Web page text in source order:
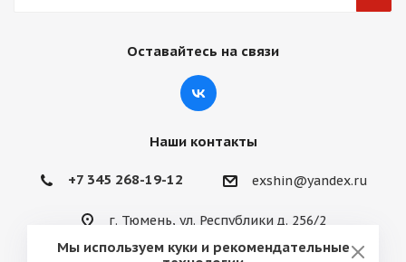
Оставайтесь на связи
Наши контакты
+7 345 268-19-12 exshin@yandex.ru
г. Тюмень, ул. Республики д. 256/2
Мы используем куки и рекомендательные